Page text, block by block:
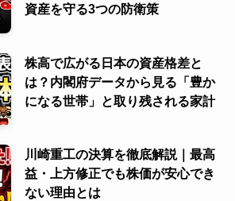
資産を守る3つの防衛策
株高で広がる日本の資産格差と
は？内閣府データから見る「豊か
になる世帯」と取り残される家計
川崎重工の決算を徹底解説｜最高
益・上方修正でも株価が安心でき
ない理由とは